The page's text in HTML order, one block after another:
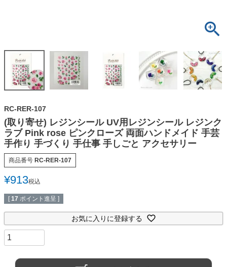
RC-RER-107
(取り寄せ) レジンシール UV用レジンシール レジンク
ラブ Pink rose ピンクローズ 両面ハンドメイド 手芸
手作り 手づくり 手仕事 手しごと アクセサリー
商品番号 RC-RER-107
¥913税込
[ 17 ポイント進呈 ]
お気に入りに登録する